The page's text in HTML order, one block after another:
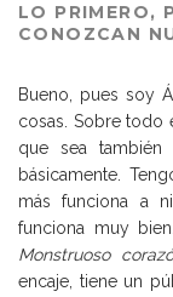
LO PRIMERO,
CONOZCAN
Bueno, pues soy
cosas. Sobre todo
que sea
básicamente.
más funciona a
funciona muy
Monstruoso
encaje, tiene un